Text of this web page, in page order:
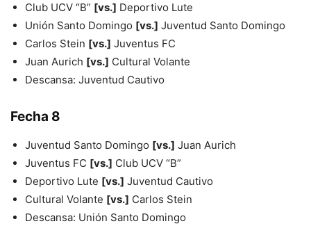
Club UCV “B” [vs.] Deportivo Lute
Unión Santo Domingo [vs.] Juventud Santo Domingo
Carlos Stein [vs.] Juventus FC
Juan Aurich [vs.] Cultural Volante
Descansa: Juventud Cautivo
Fecha 8
Juventud Santo Domingo [vs.] Juan Aurich
Juventus FC [vs.] Club UCV “B”
Deportivo Lute [vs.] Juventud Cautivo
Cultural Volante [vs.] Carlos Stein
Descansa: Unión Santo Domingo